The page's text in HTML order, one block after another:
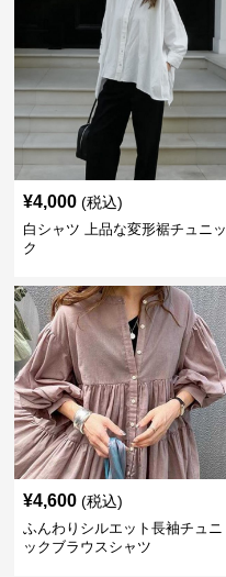
¥4,000 (税込)
白シャツ 上品な変形裾チュニッ
ク
¥4,600 (税込)
ふんわりシルエット長袖チュニ
ックブラウスシャツ